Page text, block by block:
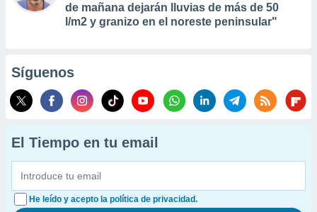
de mañana dejarán lluvias de más de 50
l/m2 y granizo en el noreste peninsular"
Síguenos
El Tiempo en tu email
He leído y acepto la política de privacidad.